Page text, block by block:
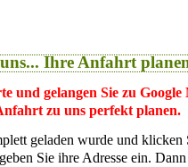
Ihre Anfahrt
und gelangen Sie zu
zu uns perfekt planen.
geladen wurde und
Sie ihre Adresse ein.